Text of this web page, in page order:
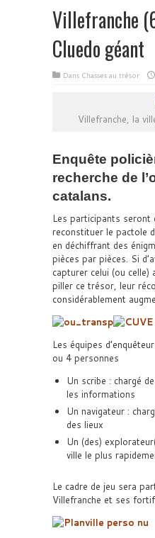
Villefranche
Cluedo géant
Dans Chasses au trésor
Villefranche, la
Enquête
recherche de
catalans.
Les participants seront
reconstituer le pactole
en déchiffrant des
pièces par pièces. Si
capturer celui (ou celle)
piller ce trésor, leur
considérablement
Les équipes
ou 4 personnes
Un scribe : chargé
les informations
Un navigateur :
des lieux
Un (des)
ville le plus
Le cadre de jeu sera
Villefranche et ses